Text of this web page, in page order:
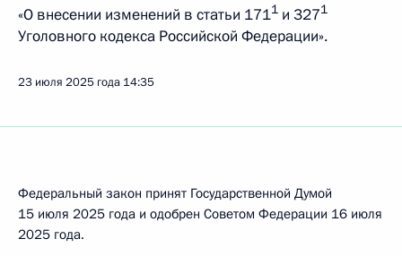
«О внесении изменений в статьи 1711 и 3271
Уголовного кодекса Российской Федерации».
23 июля 2025 года 14:35
Федеральный закон принят Государственной Думой
15 июля 2025 года и одобрен Советом Федерации 16 июля
2025 года.